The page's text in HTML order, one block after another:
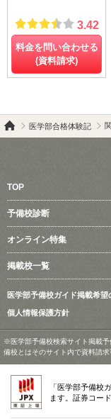
3.42
料金を問い合わせる
(資料請求)
医学部合格体験記
TOP
予備校診断
オンライン特集
掲載校一覧
医学部予備校ガイド掲載希望
個人情報保護方針
※医学部予備校検索サイト掲載
備校とはそのサイト内で資料請
「医学部予備校
ます。証券コー